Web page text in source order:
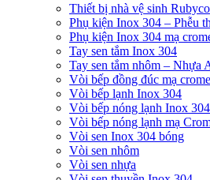
Thiết bị nhà vệ sinh Rubyco
Phụ kiện Inox 304 – Phễu
Phụ kiện Inox 304 mạ
Tay sen tắm Inox 304
Tay sen tắm nhôm – Nhựa
Vòi bếp đồng đúc mạ
Vòi bếp lạnh Inox 304
Vòi bếp nóng lạnh Inox 304
Vòi bếp nóng lạnh mạ
Vòi sen Inox 304 bóng
Vòi sen nhôm
Vòi sen nhựa